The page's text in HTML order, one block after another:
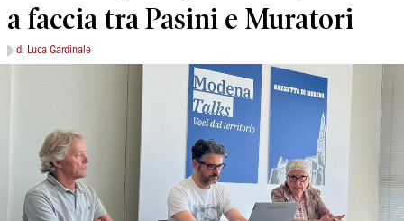
a faccia tra Pasini e Muratori
di Luca Gardinale